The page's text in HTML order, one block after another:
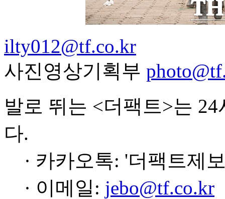
ilty012@tf.co.kr
사진영상기획부
발로 뛰는 <더팩트>는
다.
· 카카오톡: '더팩트제
· 이메일: jebo@tf.co.kr